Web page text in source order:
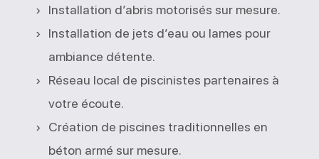
Installation d’abris motorisés sur mesure.
Installation de jets d’eau ou lames pour
ambiance détente.
Réseau local de piscinistes partenaires à
votre écoute.
Création de piscines traditionnelles en
béton armé sur mesure.